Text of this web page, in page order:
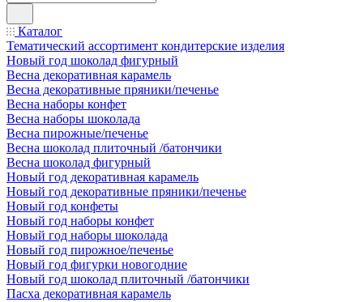
Каталог
Тематический ассортимент кондитерские изделия
Новый год шоколад фигурный
Весна декоративная карамель
Весна декоративные пряники/печенье
Весна наборы конфет
Весна наборы шоколада
Весна пирожные/печенье
Весна шоколад плиточный /батончики
Весна шоколад фигурный
Новый год декоративная карамель
Новый год декоративные пряники/печенье
Новый год конфеты
Новый год наборы конфет
Новый год наборы шоколада
Новый год пирожное/печенье
Новый год фигурки новогодние
Новый год шоколад плиточный /батончики
Пасха декоративная карамель